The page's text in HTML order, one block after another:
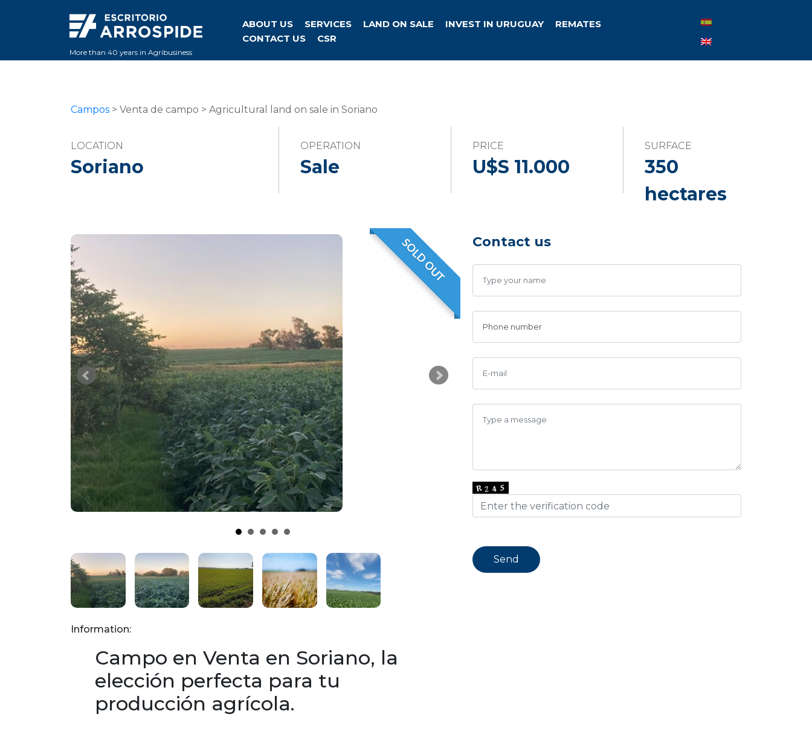
More than 40 years in Agribusiness
ABOUT US SERVICES LAND ON SALE INVEST IN URUGUAY
REMATES
CONTACT US
CSR
Campos > Venta de campo > Agricultural land on sale in Soriano
LOCATION
Soriano
OPERATION
Sale
PRICE
U$S 11.000
SURFACE
350
hectares
VENDIDO
SOLD OUT
Information:
Campo en Venta en Soriano, la
elección perfecta para tu
producción agrícola.
Contact us